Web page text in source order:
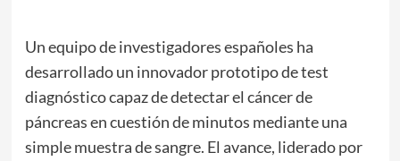
Un equipo de investigadores españoles ha
desarrollado un innovador prototipo de test
diagnóstico capaz de detectar el cáncer de
páncreas en cuestión de minutos mediante una
simple muestra de sangre. El avance, liderado por